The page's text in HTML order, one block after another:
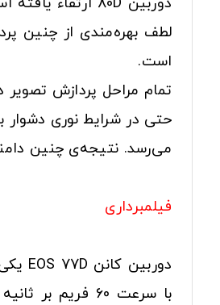
است.
می‌رسد. نتیجه‌ی چنین
فیلمبرداری